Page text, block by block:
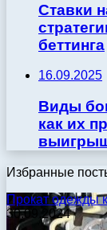
Ставки
беттинга
16.09.2025
Виды
как их
Избранные
Прокат одежды
30.09.2024